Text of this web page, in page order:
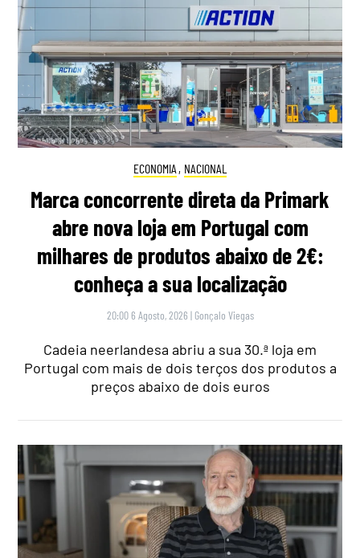
ECONOMIA , NACIONAL
Marca concorrente direta da Primark
abre nova loja em Portugal com
milhares de produtos abaixo de 2€:
conheça a sua localização
20:00 6 Agosto, 2026 | Gonçalo Viegas
Cadeia neerlandesa abriu a sua 30.ª loja em
Portugal com mais de dois terços dos produtos a
preços abaixo de dois euros